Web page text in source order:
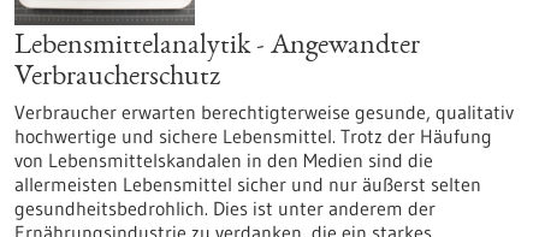
Lebensmittelanalytik - Angewandter
Verbraucherschutz
Verbraucher erwarten berechtigterweise gesunde, qualitativ
hochwertige und sichere Lebensmittel. Trotz der Häufung
von Lebensmittelskandalen in den Medien sind die
allermeisten Lebensmittel sicher und nur äußerst selten
gesundheitsbedrohlich. Dies ist unter anderem der
Ernährungsindustrie zu verdanken, die ein starkes